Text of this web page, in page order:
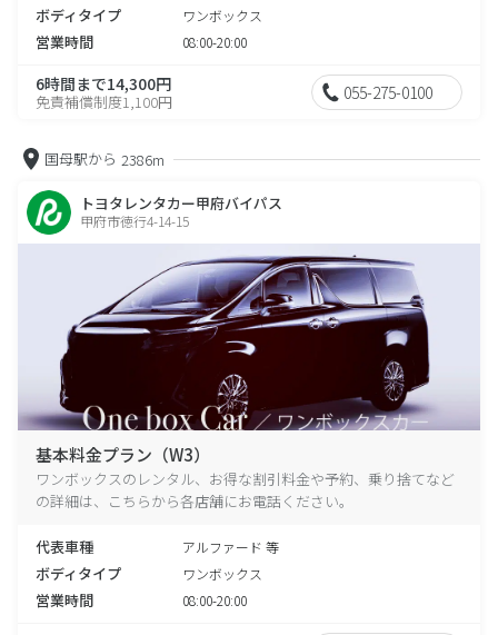
ボディタイプ ワンボックス
営業時間 08:00-20:00
6時間まで14,300円
免責補償制度1,100円 055-275-0100
国母駅から 2386m
トヨタレンタカー甲府バイパス
甲府市徳行4-14-15
基本料金プラン（W3）
ワンボックスのレンタル、お得な割引料金や予約、乗り捨てなど
の詳細は、こちらから各店舗にお電話ください。
代表車種 アルファード 等
ボディタイプ ワンボックス
営業時間 08:00-20:00